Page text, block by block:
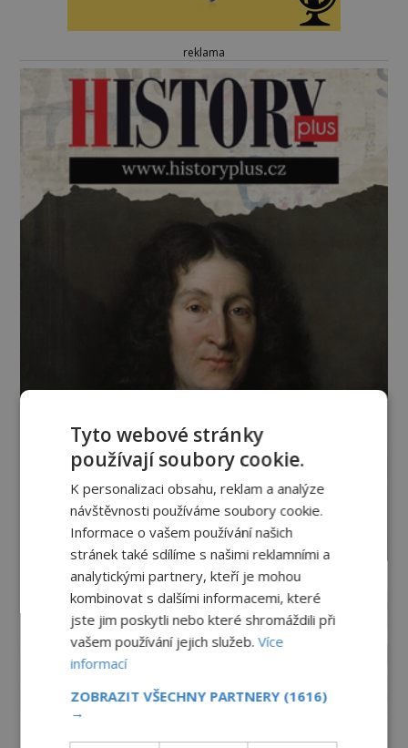
reklama
Tyto webové stránky
používají soubory cookie.
K personalizaci obsahu, reklam a analýze
návštěvnosti používáme soubory cookie.
Informace o vašem používání našich
stránek také sdílíme s našimi reklamními a
analytickými partnery, kteří je mohou
kombinovat s dalšími informacemi, které
jste jim poskytli nebo které shromáždili při
vašem používání jejich služeb.Více
informací
ZOBRAZIT VŠECHNY PARTNERY (1616)
→